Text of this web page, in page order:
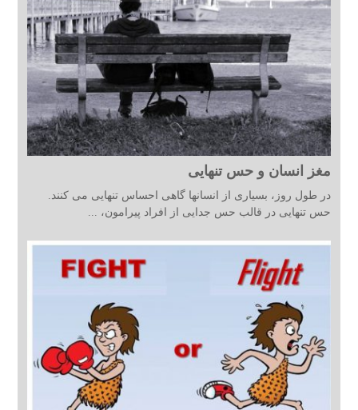
مغز انسان و حس تنهایی
در طول روز، بسیاری از انسانها گاهی احساس تنهایی می کنند.
حس تنهایی در قالب حس جدایی از افراد پیرامون، ...